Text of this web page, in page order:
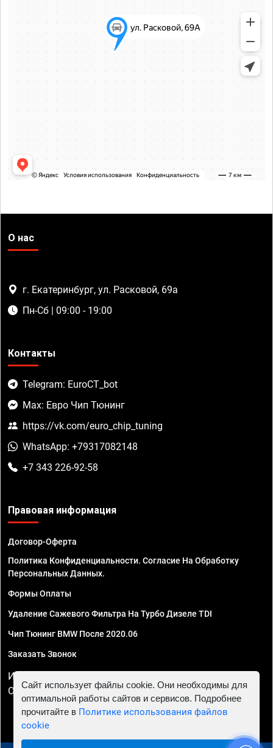
О нас
г. Екатеринбург, ул. Расковой, 69а
Пн-Сб | 09:00 - 19:00
Контакты
Telegram: EuroCT_bot
Max: Евро Чип Тюнинг
https://vk.com/euro_chip_tuning
WhatsApp: +79317082148
+7 343 226-92-58
Правовая информация
Договор-Оферта
Политика Конфиденциальности. Согласие На Обработку
Персональных Данных.
Формы Оплаты
Удаление Сажевого Фильтра На Турбо Дизеле TDI
Чип Тюнинг BMW После 2020.06
Заказать Звонок
ИП Смирнов Георгий Павлович. ИНН 781302555843,
ОГРНИП 324470400032610
Сайт использует файлы cookie. Они необходимы для
оптимальной работы сайтов и сервисов. Подробнее
прочитайте в Политике использования файлов
cookie